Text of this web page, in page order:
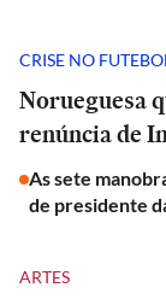
CRISE NO
Norueguesa
renúncia de
As sete
de presidente
ARTES